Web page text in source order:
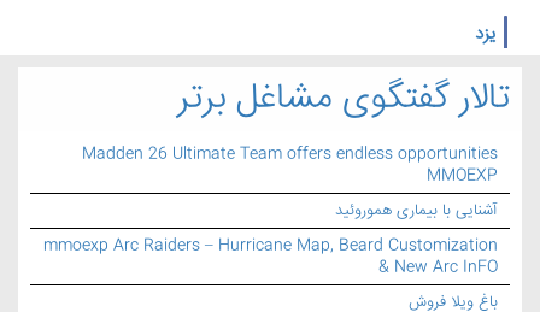
یزد
تالار گفتگوی مشاغل برتر
Madden 26 Ultimate Team offers endless opportunities
MMOEXP
آشنایی با بیماری هموروئید
mmoexp Arc Raiders – Hurricane Map, Beard Customization
& New Arc InFO
باغ ویلا فروش